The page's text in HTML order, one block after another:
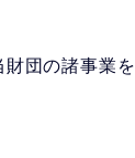
団の諸事業を